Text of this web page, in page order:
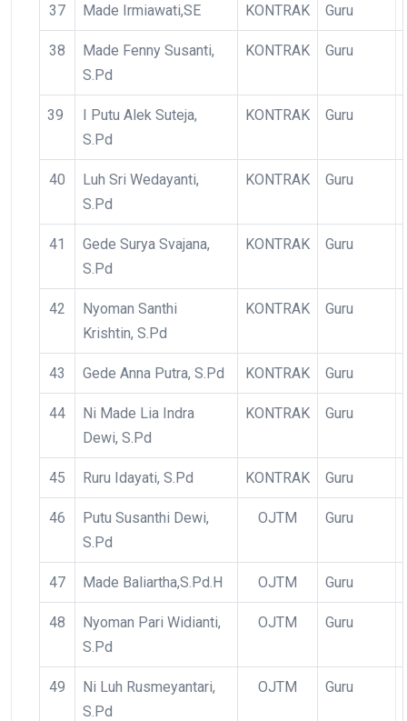
37 Made Irmiawati,SE KONTRAK Guru
38
Made Fenny Susanti,
S.Pd
KONTRAK Guru
39
I Putu Alek Suteja,
S.Pd
KONTRAK Guru
40
Luh Sri Wedayanti,
S.Pd
KONTRAK Guru
41
Gede Surya Svajana,
S.Pd
KONTRAK Guru
42
Nyoman Santhi
Krishtin, S.Pd
KONTRAK Guru
43 Gede Anna Putra, S.Pd KONTRAK Guru
44
Ni Made Lia Indra
Dewi, S.Pd
KONTRAK Guru
45 Ruru Idayati, S.Pd KONTRAK Guru
46
Putu Susanthi Dewi,
S.Pd
OJTM Guru
47 Made Baliartha,S.Pd.H OJTM Guru
48
Nyoman Pari Widianti,
S.Pd
OJTM Guru
49
Ni Luh Rusmeyantari,
S.Pd
OJTM Guru